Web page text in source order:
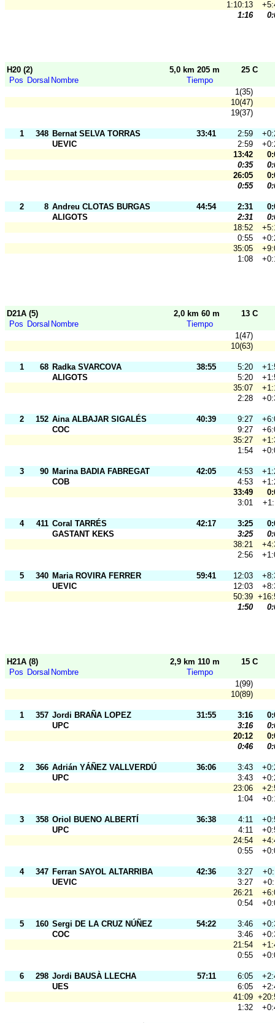
1:10:13
1:16
H20 (2) 5,0 km 205 m
25 C
Pos Dorsal Nombre
Tiempo
1(35)
10(47)
19(37)
1 348 Bernat SELVA TORRAS 33:41 2:59
UEVIC
2:59
13:42
0:35
26:05
0:55
2 8 Andreu CLOTAS BURGAS 44:54 2:31
ALIGOTS
2:31
18:52
0:55
35:05
1:08
D21A (5) 2,0 km 60 m
13 C
Pos Dorsal Nombre
Tiempo
1(47)
10(63)
1 68 Radka SVARCOVA 38:55 5:20
ALIGOTS
5:20
35:07
2:28
2 152 Aina ALBAJAR SIGALÉS 40:39 9:27
COC
9:27
35:27
1:54
3 90 Marina BADIA FABREGAT 42:05 4:53
COB
4:53
33:49
3:01
4 411 Coral TARRÉS 42:17 3:25
GASTANT KEKS
3:25
38:21
2:56
5 340 Maria ROVIRA FERRER 59:41 12:03
UEVIC
12:03
50:39
1:50
H21A (8) 2,9 km 110 m
15 C
Pos Dorsal Nombre
Tiempo
1(99)
10(89)
1 357 Jordi BRAÑA LOPEZ 31:55 3:16
UPC
3:16
20:12
0:46
2 366 Adrián YÁÑEZ VALLVERDÚ 36:06 3:43
UPC
3:43
23:06
1:04
3 358 Oriol BUENO ALBERTÍ 36:38 4:11
UPC
4:11
24:54
0:55
4 347 Ferran SAYOL ALTARRIBA 42:36 3:27
UEVIC
3:27
26:21
0:54
5 160 Sergi DE LA CRUZ NÚÑEZ 54:22 3:46
COC
3:46
21:54
0:55
6 298 Jordi BAUSÀ LLECHA 57:11 6:05
UES
6:05
41:09
1:32